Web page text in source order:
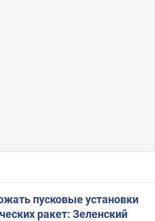
пусковые установки
ракет: Зеленский